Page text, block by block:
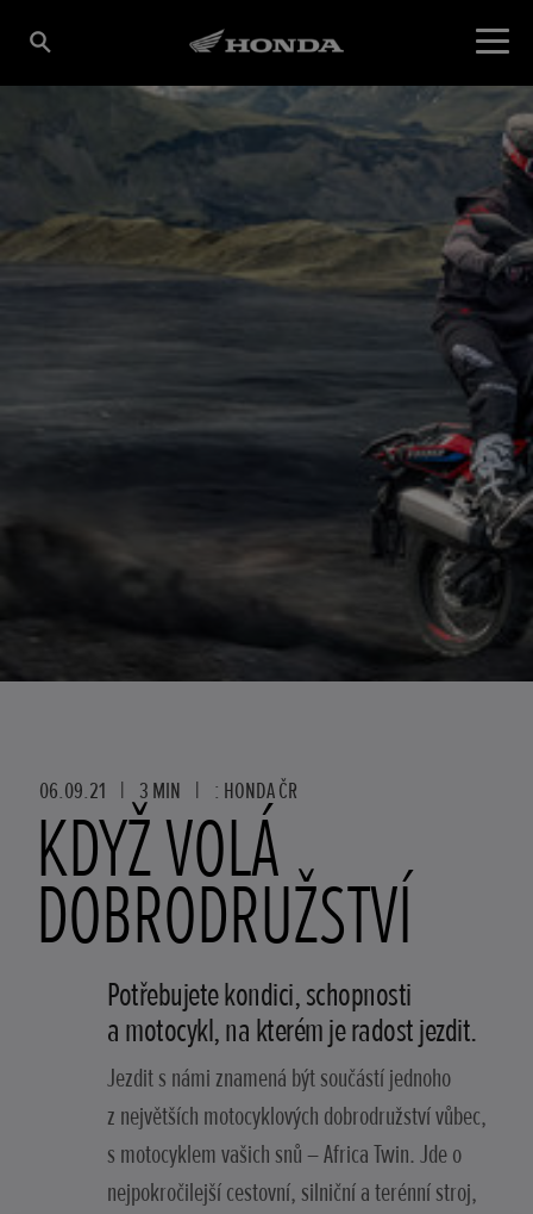
06.09.21 | 3 MIN | : HONDA ČR
KDYŽ VOLÁ
DOBRODRUŽSTVÍ
Potřebujete kondici, schopnosti
a motocykl, na kterém je radost jezdit.
Jezdit s námi znamená být součástí jednoho
z největších motocyklových dobrodružství vůbec,
s motocyklem vašich snů – Africa Twin. Jde o
nejpokročilejší cestovní, silniční a terénní stroj,